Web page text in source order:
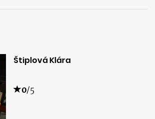
Štiplová Klára
0/5